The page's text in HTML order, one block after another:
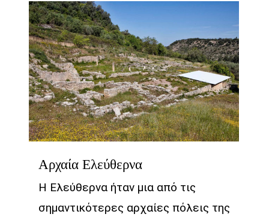
Αρχαία Ελεύθερνα
Η Ελεύθερνα ήταν μια από τις
σημαντικότερες αρχαίες πόλεις της